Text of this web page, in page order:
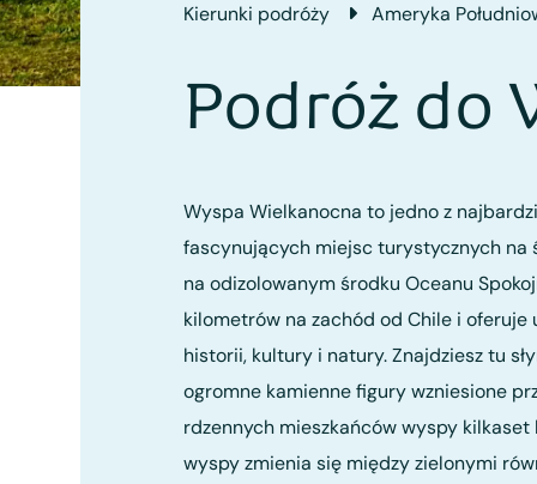
Kierunki podróży Ameryka
Podróż do
Wyspa Wielkanocna to jedno z
fascynujących miejsc turystycznych na
na odizolowanym środku Oceanu
kilometrów na zachód od Chile i oferuje
historii, kultury i natury. Znajdziesz tu
ogromne kamienne figury wzniesione
rdzennych mieszkańców wyspy kilkaset
wyspy zmienia się między zielonymi